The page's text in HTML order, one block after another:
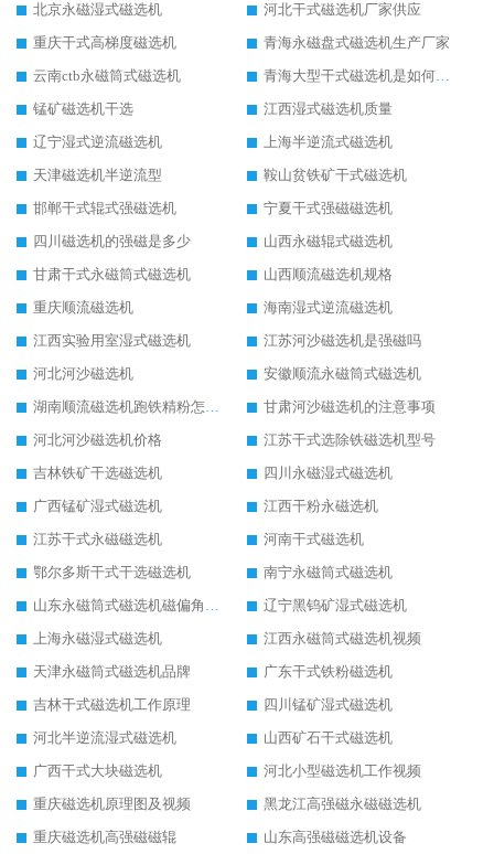
北京永磁湿式磁选机
河北干式磁选机厂家供应
重庆干式高梯度磁选机
青海永磁盘式磁选机生产厂家
云南ctb永磁筒式磁选机
青海大型干式磁选机是如何选矿的
锰矿磁选机干选
江西湿式磁选机质量
辽宁湿式逆流磁选机
上海半逆流式磁选机
天津磁选机半逆流型
鞍山贫铁矿干式磁选机
邯郸干式辊式强磁选机
宁夏干式强磁磁选机
四川磁选机的强磁是多少
山西永磁辊式磁选机
甘肃干式永磁筒式磁选机
山西顺流磁选机规格
重庆顺流磁选机
海南湿式逆流磁选机
江西实验用室湿式磁选机
江苏河沙磁选机是强磁吗
河北河沙磁选机
安徽顺流永磁筒式磁选机
湖南顺流磁选机跑铁精粉怎么处理
甘肃河沙磁选机的注意事项
河北河沙磁选机价格
江苏干式选除铁磁选机型号
吉林铁矿干选磁选机
四川永磁湿式磁选机
广西锰矿湿式磁选机
江西干粉永磁选机
江苏干式永磁磁选机
河南干式磁选机
鄂尔多斯干式干选磁选机
南宁永磁筒式磁选机
山东永磁筒式磁选机磁偏角怎么调整
辽宁黑钨矿湿式磁选机
上海永磁湿式磁选机
江西永磁筒式磁选机视频
天津永磁筒式磁选机品牌
广东干式铁粉磁选机
吉林干式磁选机工作原理
四川锰矿湿式磁选机
河北半逆流湿式磁选机
山西矿石干式磁选机
广西干式大块磁选机
河北小型磁选机工作视频
重庆磁选机原理图及视频
黑龙江高强磁永磁磁选机
重庆磁选机高强磁磁辊
山东高强磁磁选机设备